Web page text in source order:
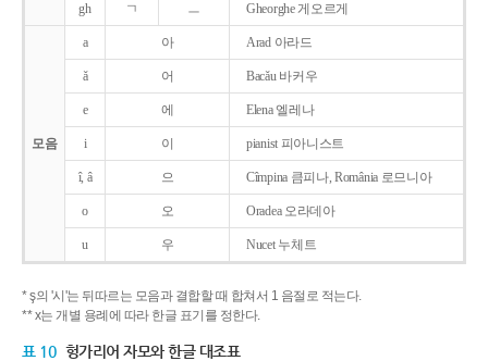
gh ㄱ ㅡ Gheorghe 게오르게
모음
a 아 Arad 아라드
ǎ 어 Bacǎu 바커우
e 에 Elena 엘레나
i 이 pianist 피아니스트
î, â 으 Cîmpina 큼피나, România 로므니아
o 오 Oradea 오라데아
u 우 Nucet 누체트
* ş의 '시'는 뒤따르는 모음과 결합할 때 합쳐서 1 음절로 적는다.
** x는 개별 용례에 따라 한글 표기를 정한다.
표 10 헝가리어 자모와 한글 대조표